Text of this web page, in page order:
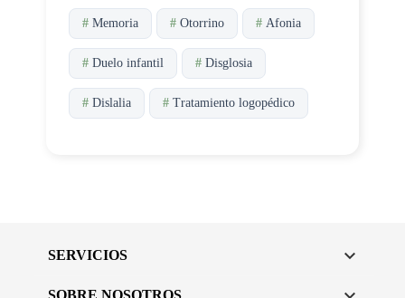
# Memoria # Otorrino # Afonia
# Duelo infantil # Disglosia
# Dislalia # Tratamiento logopédico
SERVICIOS 
SOBRE NOSOTROS